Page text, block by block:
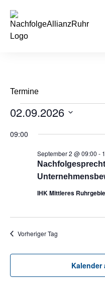
springen
Termine
02.09.2026
wählen.
09:00
September 2 @ 09:00 -
IHK Mittleres
Vorheriger Tag
Kalender